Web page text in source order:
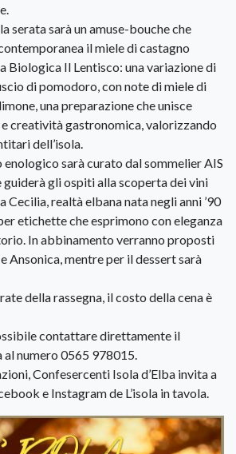
serata sarà un amuse-bouche che
il miele di castagno
Biologica Il Lentisco: una variazione di
di pomodoro, con note di miele di
una preparazione che unisce
creatività gastronomica, valorizzando
dell’isola.
enologico sarà curato dal sommelier AIS
guiderà gli ospiti alla scoperta dei vini
Cecilia, realtà elbana nata negli anni ’90
etichette che esprimono con eleganza
In abbinamento verranno proposti
Ansonica, mentre per il dessert sarà
della rassegna, il costo della cena è
contattare direttamente il
numero 0565 978015.
Confesercenti Isola d’Elba invita a
e Instagram de L’isola in tavola.